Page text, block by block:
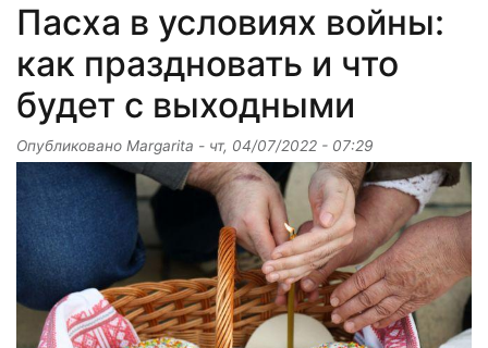
Пасха в условиях войны:
как праздновать и что
будет с выходными
Опубликовано Margarita - чт, 04/07/2022 - 07:29